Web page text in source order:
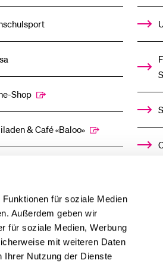
für soziale Medien
Außerdem geben wir
für soziale Medien, Werbung
mit weiteren Daten
Ihrer Nutzung der Dienste
Shop
& Café «Baloo»